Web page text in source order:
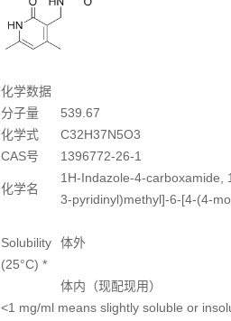
化学数据
分子量
539.67
化学式
C32H37N5O3
CAS号
1396772-26-1
化学名
1H-Indazole-4-carboxamide,
3-pyridinyl)methyl]-6-[4-(4-
Solubility
(25°C) *
体外
体内（现配现用）
<1 mg/ml means slightly soluble or